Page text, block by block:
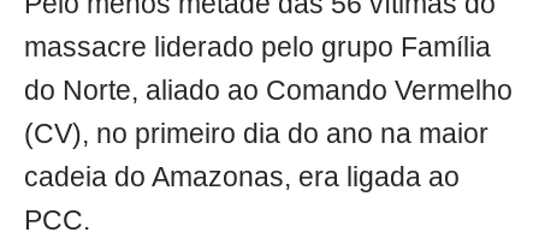
massacre liderado pelo grupo Família
do Norte, aliado ao Comando Vermelho
(CV), no primeiro dia do ano na maior
cadeia do Amazonas, era ligada ao
PCC.